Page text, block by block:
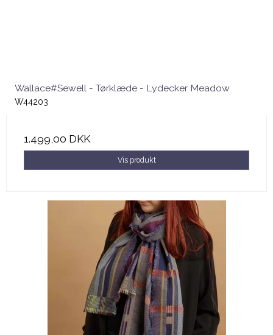
Wallace#Sewell - Tørklæde - Lydecker Meadow
W44203
1.499,00 DKK
Vis produkt